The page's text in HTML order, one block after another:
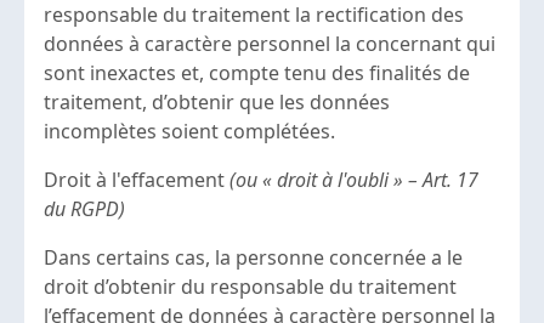
responsable du traitement la rectification des
données à caractère personnel la concernant qui
sont inexactes et, compte tenu des finalités de
traitement, d’obtenir que les données
incomplètes soient complétées.
Droit à l'effacement(ou « droit à l'oubli » – Art. 17
du RGPD)
Dans certains cas, la personne concernée a le
droit d’obtenir du responsable du traitement
l’effacement de données à caractère personnel la